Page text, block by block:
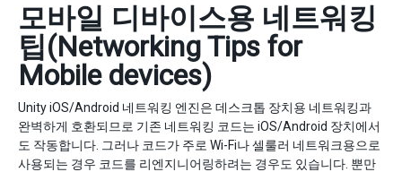
모바일 디바이스용 네트워킹
팁(Networking Tips for
Mobile devices)
Unity iOS/Android 네트워킹 엔진은 데스크톱 장치용 네트워킹과
완벽하게 호환되므로 기존 네트워킹 코드는 iOS/Android 장치에서
도 작동합니다. 그러나 코드가 주로 Wi-Fi나 셀룰러 네트워크용으로
사용되는 경우 코드를 리엔지니어링하려는 경우도 있습니다. 뿐만